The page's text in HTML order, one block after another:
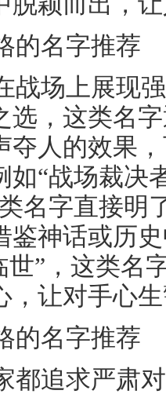
的名字推荐
战场上展现
选，这类名
夺人的效果
“战场裁决
名字直接明
鉴神话或历
世”，这类名
，让对手心
的名字推荐
都追求严肃